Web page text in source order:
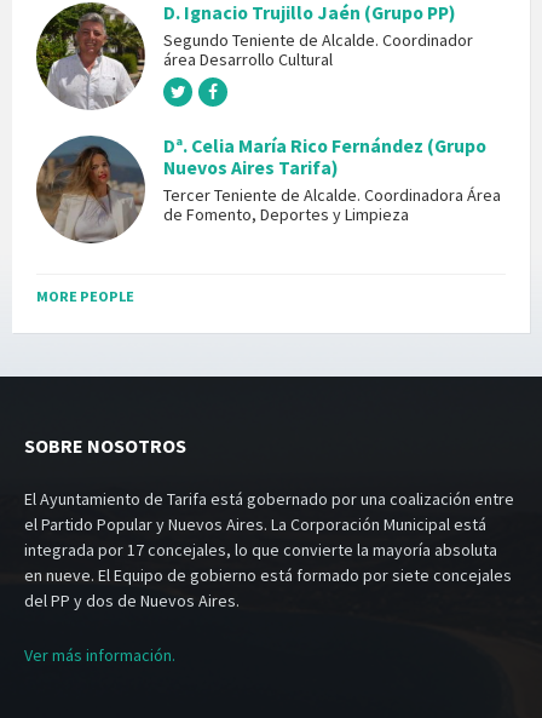
D. Ignacio Trujillo Jaén (Grupo PP)
Segundo Teniente de Alcalde. Coordinador
área Desarrollo Cultural
Dª. Celia María Rico Fernández (Grupo
Nuevos Aires Tarifa)
Tercer Teniente de Alcalde. Coordinadora Área
de Fomento, Deportes y Limpieza
MORE PEOPLE
SOBRE NOSOTROS
El Ayuntamiento de Tarifa está gobernado por una coalización entre
el Partido Popular y Nuevos Aires. La Corporación Municipal está
integrada por 17 concejales, lo que convierte la mayoría absoluta
en nueve. El Equipo de gobierno está formado por siete concejales
del PP y dos de Nuevos Aires.
Ver más información.